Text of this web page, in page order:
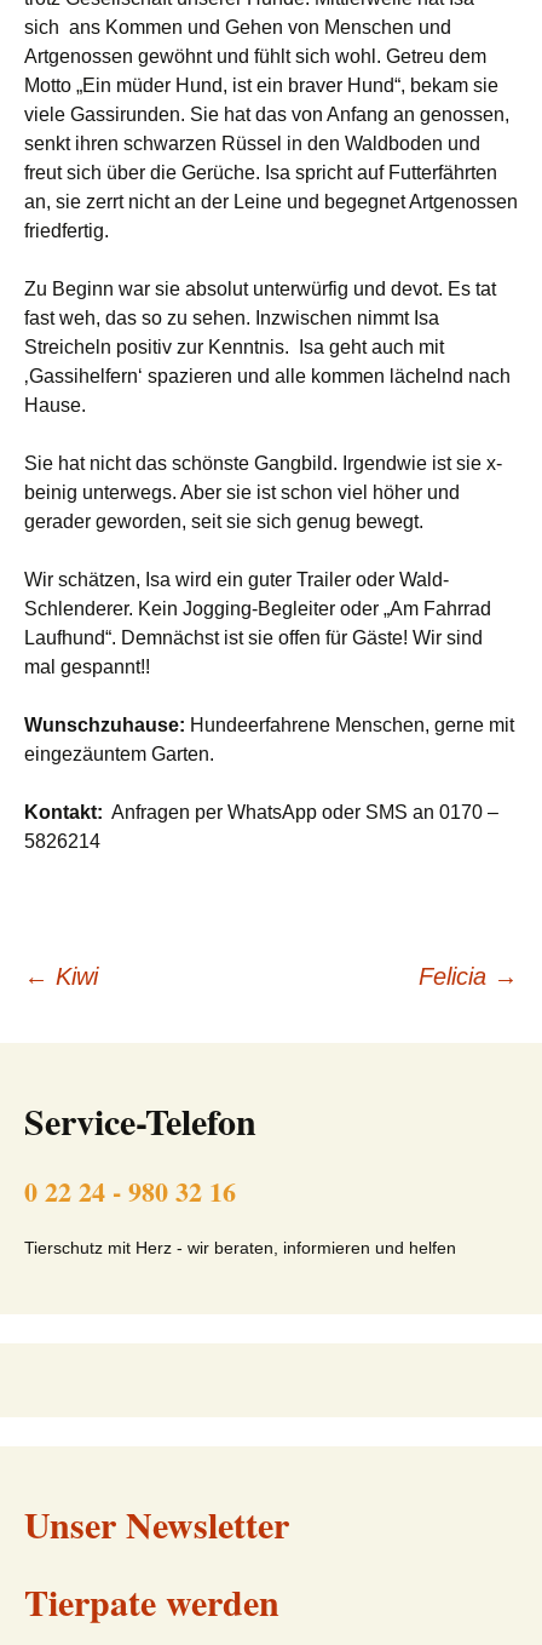
sich ans Kommen und Gehen von Menschen und
Artgenossen gewöhnt und fühlt sich wohl. Getreu dem
Motto „Ein müder Hund, ist ein braver Hund“, bekam sie
viele Gassirunden. Sie hat das von Anfang an genossen,
senkt ihren schwarzen Rüssel in den Waldboden und
freut sich über die Gerüche. Isa spricht auf Futterfährten
an, sie zerrt nicht an der Leine und begegnet Artgenossen
friedfertig.
Zu Beginn war sie absolut unterwürfig und devot. Es tat
fast weh, das so zu sehen. Inzwischen nimmt Isa
Streicheln positiv zur Kenntnis. Isa geht auch mit
‚Gassihelfern‘ spazieren und alle kommen lächelnd nach
Hause.
Sie hat nicht das schönste Gangbild. Irgendwie ist sie x-
beinig unterwegs. Aber sie ist schon viel höher und
gerader geworden, seit sie sich genug bewegt.
Wir schätzen, Isa wird ein guter Trailer oder Wald-
Schlenderer. Kein Jogging-Begleiter oder „Am Fahrrad
Laufhund“. Demnächst ist sie offen für Gäste! Wir sind
mal gespannt!!
Wunschzuhause: Hundeerfahrene Menschen, gerne mit
eingezäuntem Garten.
Kontakt: Anfragen per WhatsApp oder SMS an 0170 –
5826214
Beitragsnavigation
← Kiwi Felicia →
Service-Telefon
0 22 24 - 980 32 16
Tierschutz mit Herz - wir beraten, informieren und helfen
Unser Newsletter
Tierpate werden